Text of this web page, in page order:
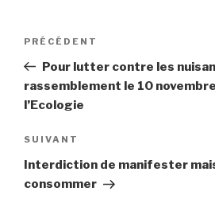
Navigation
l’article
Article
précédent
PRÉCÉDENT
Pour lutter contre les
rassemblement le 10
l’Ecologie
Article
suivant
SUIVANT
Interdiction de manifester
consommer